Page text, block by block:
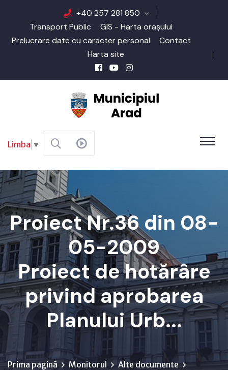
+40 257 281 850
Transport Public
GIS - Harta orașului
Prelucrare date cu caracter personal
Contact
Harta site
Limba ▼
Proiect Nr.36 din 08-
05-2009
Proiect de hotărâre
privind aprobarea
Planului Urb...
Prima pagină Monitorul
Alte documente